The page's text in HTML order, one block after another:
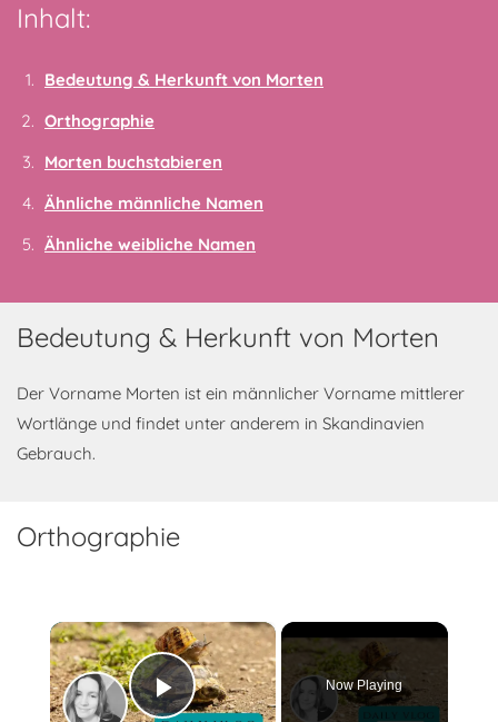
Inhalt:
Bedeutung & Herkunft von Morten
Orthographie
Morten buchstabieren
Ähnliche männliche Namen
Ähnliche weibliche Namen
Bedeutung & Herkunft von Morten
Der Vorname Morten ist ein männlicher Vorname mittlerer
Wortlänge und findet unter anderem in Skandinavien
Gebrauch.
Orthographie
×
Now Playing